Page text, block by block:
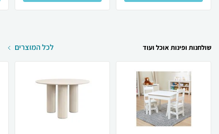
שולחנות ופינות אוכל ועוד לכל המוצרים